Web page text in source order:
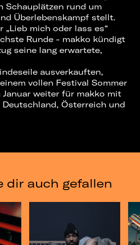
Schauplätzen rund um
Überlebenskampf stellt.
mich oder lass es“
Runde - makko kündigt
seine lang erwartete,
ausverkauften,
vollen Festival Sommer
Januar weiter für makko mit
Österreich und
dir auch gefallen